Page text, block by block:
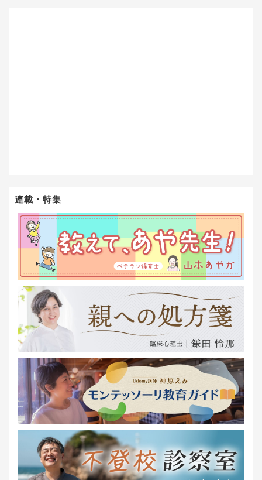
連載・特集